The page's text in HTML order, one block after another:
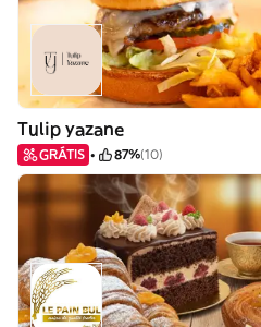
Tulip yazane
GRÁTIS 87%(10)